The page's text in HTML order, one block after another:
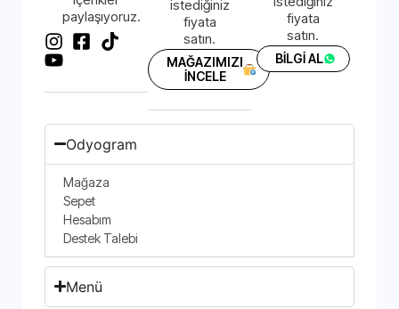
paylaşıyoruz.
istediğiniz
fiyata
satın.
MAĞAZIMIZI
İNCELE
fiyata
satın.
BİLGİ AL
Odyogram
Mağaza
Sepet
Hesabım
Destek Talebi
Menü